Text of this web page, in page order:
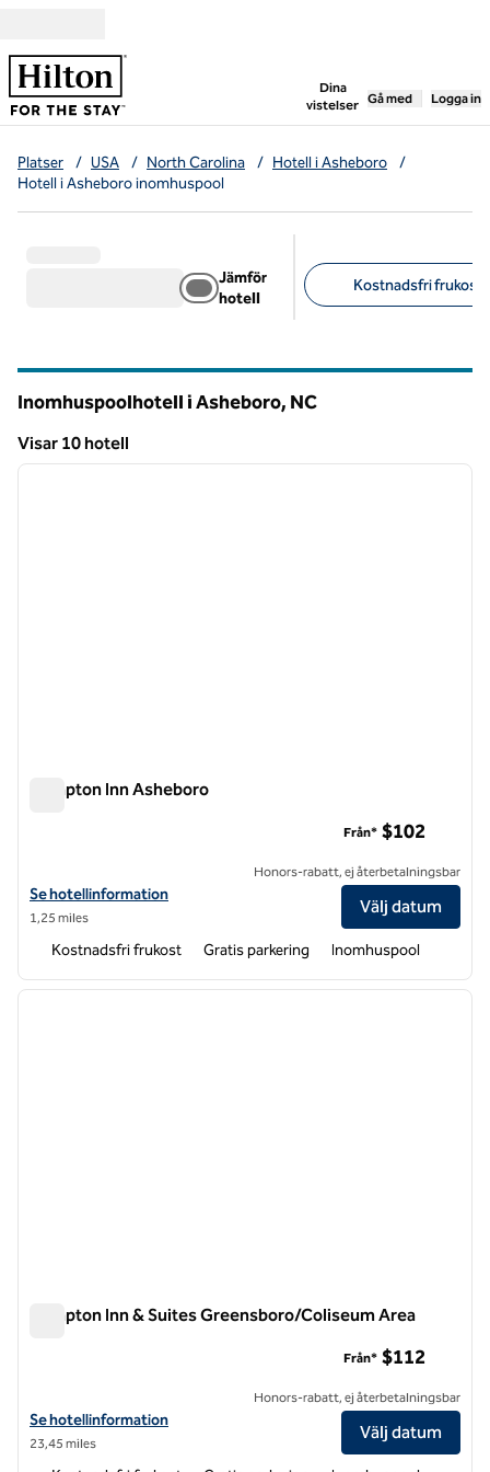
Dina
vistelser
,öppnar ny flik
Gå med Logga in
Platser / USA / North Carolina / Hotell i Asheboro
/
Hotell i Asheboro inomhuspool
Jämför
hotell
Kostnadsfri frukost
Inomhuspoolhotell i Asheboro, NC
Visar 10 hotell
Visar 10 hotell
1 av 12
nästa
Hampton Inn Asheboro
Visa hotelldetaljer för Hampton Inn Asheboro
Se hotellinformation
1,25 miles
Från* $102
Honors-rabatt, ej återbetalningsbar
Välj datum
Kostnadsfri frukost Gratis parkering Inomhuspool
1 av 12
nästa
Hampton Inn & Suites Greensboro/Coliseum Area
Visa hotelldetaljer för Hampton Inn & Suites Greensboro/Coliseum
Se hotellinformation
23,45 miles
Från* $112
Honors-rabatt, ej återbetalningsbar
Välj datum